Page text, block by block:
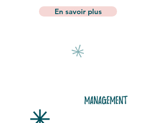
En savoir plus